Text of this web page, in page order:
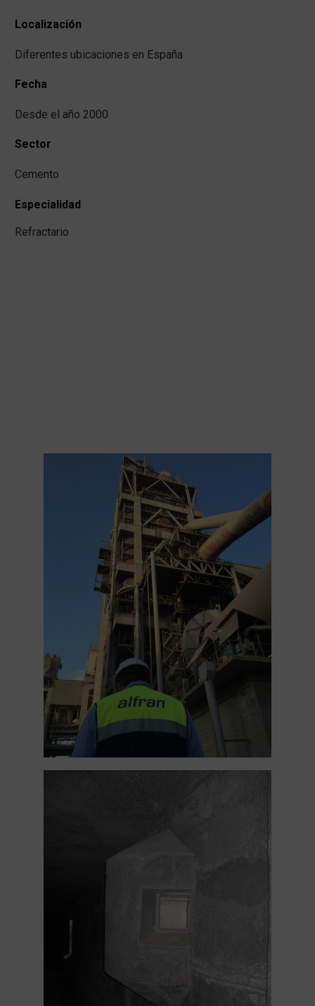
Localización
Diferentes ubicaciones en España
Fecha
Desde el año 2000
Sector
Cemento
Especialidad
Refractario